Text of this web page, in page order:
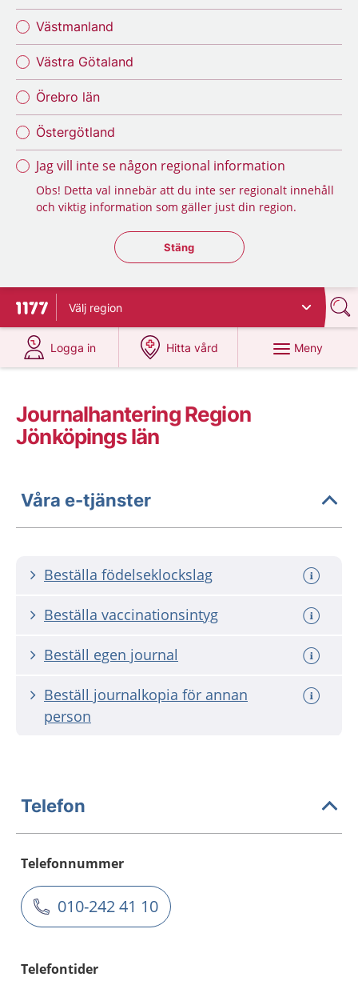
Västmanland
Västra Götaland
Örebro län
Östergötland
Jag vill inte se någon regional information
Obs! Detta val innebär att du inte ser regionalt innehåll
och viktig information som gäller just din region.
Stäng regionsväljaren
Stäng
Till startsidan för 1177
Välj region
Logga in
på 1177.se
Hitta vård
på 1177.se
Meny
Journalhantering Region
Jönköpings län
Våra e-tjänster
Beställa födelseklockslag
Beställa vaccinationsintyg
Beställ egen journal
Beställ journalkopia för annan
person
Telefon
Telefonnummer
010-242 41 10
Telefontider